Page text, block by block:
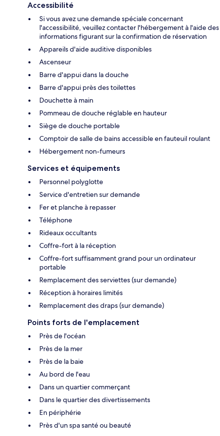
Accessibilité
Si vous avez une demande spéciale concernant
l'accessibilité, veuillez contacter l'hébergement à l'aide des
informations figurant sur la confirmation de réservation
Appareils d'aide auditive disponibles
Ascenseur
Barre d'appui dans la douche
Barre d'appui près des toilettes
Douchette à main
Pommeau de douche réglable en hauteur
Siège de douche portable
Comptoir de salle de bains accessible en fauteuil roulant
Hébergement non-fumeurs
Services et équipements
Personnel polyglotte
Service d'entretien sur demande
Fer et planche à repasser
Téléphone
Rideaux occultants
Coffre-fort à la réception
Coffre-fort suffisamment grand pour un ordinateur
portable
Remplacement des serviettes (sur demande)
Réception à horaires limités
Remplacement des draps (sur demande)
Points forts de l'emplacement
Près de l'océan
Près de la mer
Près de la baie
Au bord de l'eau
Dans un quartier commerçant
Dans le quartier des divertissements
En périphérie
Près d'un spa santé ou beauté